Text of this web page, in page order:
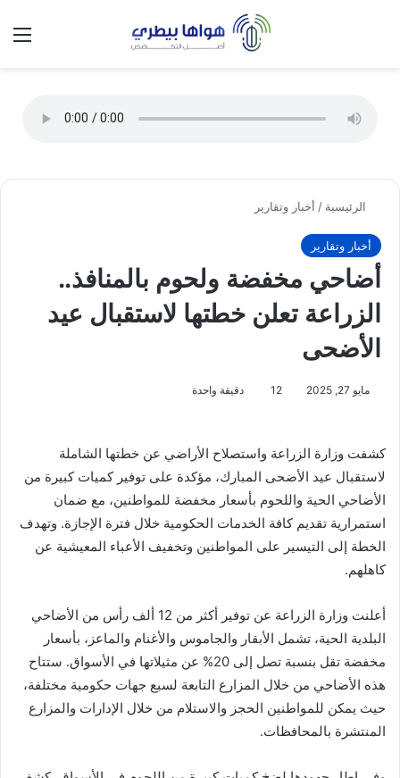
الوضع
الرئيسية / أخبار وتقارير
أخبار وتقارير
أضاحي مخفضة ولحوم بالمنافذ..
الزراعة تعلن خطتها لاستقبال عيد
الأضحى
مايو 27, 2025 12 دقيقة واحدة
كشفت وزارة الزراعة واستصلاح الأراضي عن خطتها الشاملة
لاستقبال عيد الأضحى المبارك، مؤكدة على توفير كميات كبيرة من
الأضاحي الحية واللحوم بأسعار مخفضة للمواطنين، مع ضمان
استمرارية تقديم كافة الخدمات الحكومية خلال فترة الإجازة. وتهدف
الخطة إلى التيسير على المواطنين وتخفيف الأعباء المعيشية عن
كاهلهم.
أعلنت وزارة الزراعة عن توفير أكثر من 12 ألف رأس من الأضاحي
البلدية الحية، تشمل الأبقار والجاموس والأغنام والماعز، بأسعار
مخفضة تقل بنسبة تصل إلى 20% عن مثيلاتها في الأسواق. ستتاح
هذه الأضاحي من خلال المزارع التابعة لسبع جهات حكومية مختلفة،
حيث يمكن للمواطنين الحجز والاستلام من خلال الإدارات والمزارع
المنتشرة بالمحافظات.